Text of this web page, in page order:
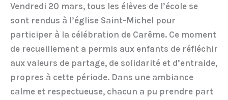
Vendredi 20 mars, tous les élèves de l’école se
sont rendus à l’église Saint-Michel pour
participer à la célébration de Carême. Ce moment
de recueillement a permis aux enfants de réfléchir
aux valeurs de partage, de solidarité et d’entraide,
propres à cette période. Dans une ambiance
calme et respectueuse, chacun a pu prendre part